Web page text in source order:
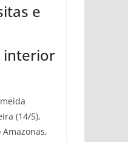
e
interior
(14/5),